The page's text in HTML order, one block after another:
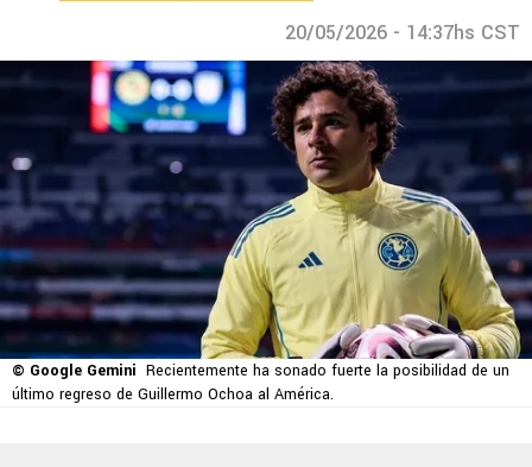
20/05/2026 - 14:37hs CST
© Google Gemini Recientemente ha sonado fuerte la posibilidad de un
último regreso de Guillermo Ochoa al América.